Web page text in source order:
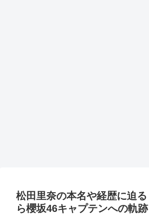
松田里奈の本名や経歴に迫
ら櫻坂46キャプテンへの軌